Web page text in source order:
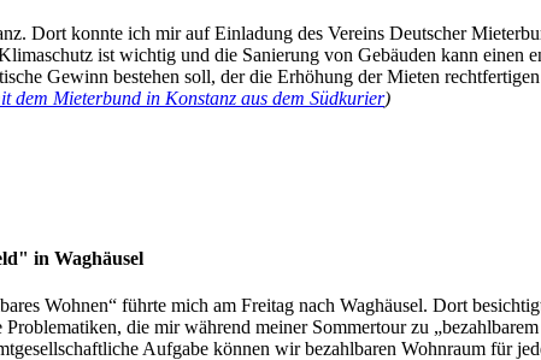
Dort konnte ich mir auf Einladung des Vereins Deutscher
ist wichtig und die Sanierung von Gebäuden kann einen
Gewinn bestehen soll, der die Erhöhung der Mieten
dem Mieterbund in Konstanz aus dem Südkurier)
in Waghäusel
Wohnen“ führte mich am Freitag nach Waghäusel. Dort
die mir während meiner Sommertour zu
Aufgabe können wir bezahlbaren Wohnraum für